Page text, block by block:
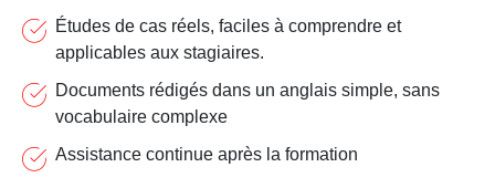
Études de cas réels, faciles à comprendre et
applicables aux stagiaires.
Documents rédigés dans un anglais simple, sans
vocabulaire complexe
Assistance continue après la formation